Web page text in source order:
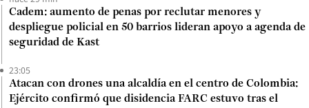
Cadem: aumento de penas por reclutar menores y
despliegue policial en 50 barrios lideran apoyo a agenda de
seguridad de Kast
23:05
Atacan con drones una alcaldía en el centro de Colombia:
Ejército confirmó que disidencia FARC estuvo tras el